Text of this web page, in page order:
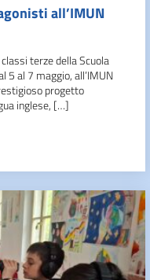
all’IMUN
terze della Scuola
5 al 7 maggio, all’IMUN
progetto
inglese, […]